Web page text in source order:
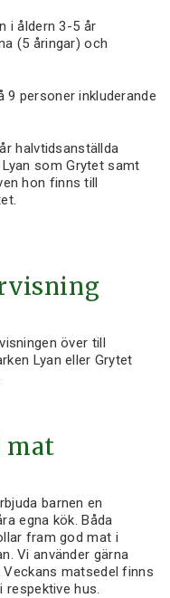
i åldern 3-5 år
(5 åringar) och
9 personer inkluderande
halvtidsanställda
som Grytet samt
hon finns till
över till
Lyan eller Grytet
mat
barnen en
egna kök. Båda
fram god mat i
Vi använder gärna
matsedel finns
respektive hus.